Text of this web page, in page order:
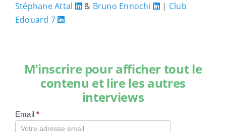
Stéphane Attal & Bruno Ennochi | Club
Edouard 7
M’inscrire pour afficher tout le
contenu et lire les autres
interviews
Compte
Email*